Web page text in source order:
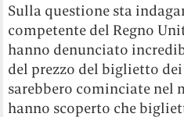
Sulla questione sta
competente del Regno
hanno denunciato
del prezzo del biglietto
sarebbero cominciate nel
hanno scoperto che